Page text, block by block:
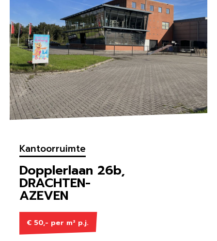
Kantoorruimte
Dopplerlaan 26b,
DRACHTEN-
AZEVEN
€ 50,- per m² p.j.